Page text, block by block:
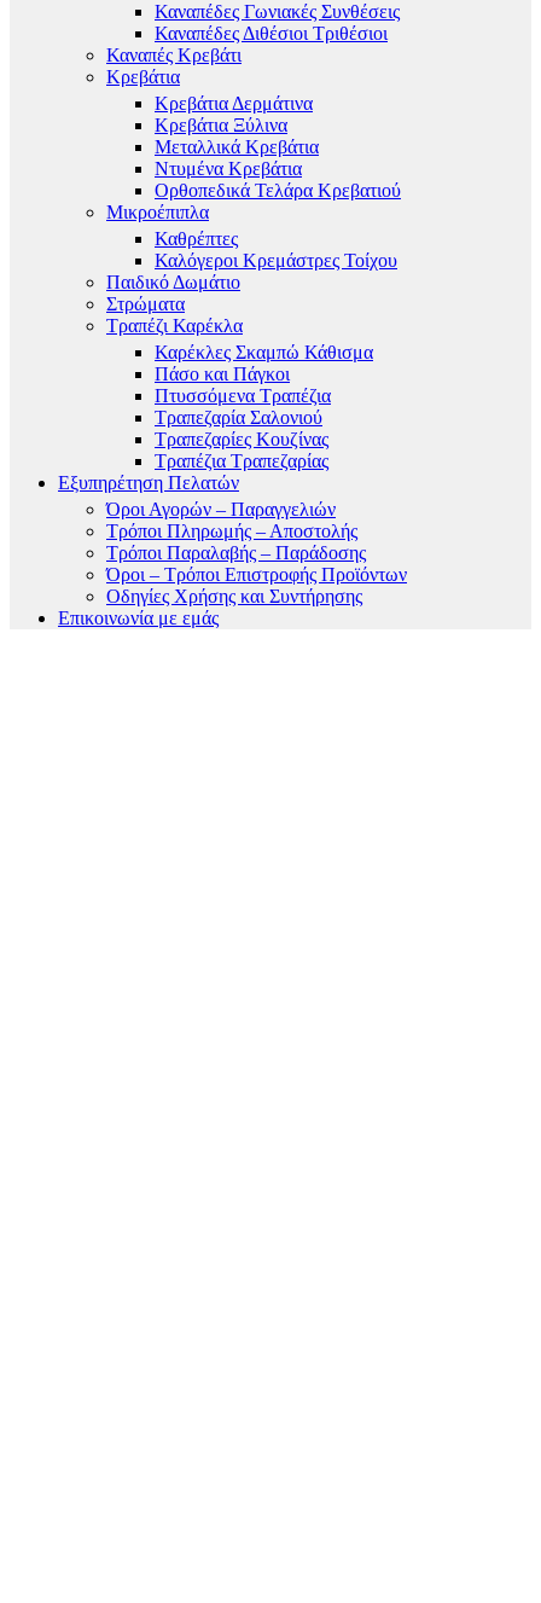
Καναπέδες Γωνιακές Συνθέσεις
Καναπέδες Διθέσιοι Τριθέσιοι
Καναπές Κρεβάτι
Κρεβάτια
Κρεβάτια Δερμάτινα
Κρεβάτια Ξύλινα
Μεταλλικά Κρεβάτια
Ντυμένα Κρεβάτια
Ορθοπεδικά Τελάρα Κρεβατιού
Μικροέπιπλα
Καθρέπτες
Καλόγεροι Κρεμάστρες Τοίχου
Παιδικό Δωμάτιο
Στρώματα
Τραπέζι Καρέκλα
Καρέκλες Σκαμπώ Κάθισμα
Πάσο και Πάγκοι
Πτυσσόμενα Τραπέζια
Τραπεζαρία Σαλονιού
Τραπεζαρίες Κουζίνας
Τραπέζια Τραπεζαρίας
Εξυπηρέτηση Πελατών
Όροι Αγορών – Παραγγελιών
Τρόποι Πληρωμής – Αποστολής
Τρόποι Παραλαβής – Παράδοσης
Όροι – Τρόποι Επιστροφής Προϊόντων
Οδηγίες Χρήσης και Συντήρησης
Επικοινωνία με εμάς